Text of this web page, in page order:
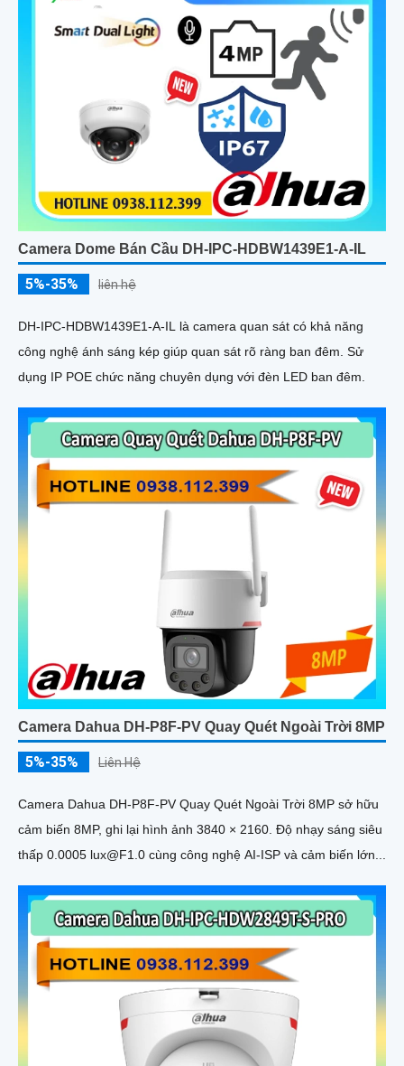
Camera Dome Bán Cầu DH-IPC-HDBW1439E1-A-IL
5%-35% liên hệ
DH-IPC-HDBW1439E1-A-IL là camera quan sát có khả năng
công nghệ ánh sáng kép giúp quan sát rõ ràng ban đêm. Sử
dụng IP POE chức năng chuyên dụng với đèn LED ban đêm.
Camera Dahua DH-P8F-PV Quay Quét Ngoài Trời 8MP
5%-35% Liên Hệ
Camera Dahua DH-P8F-PV Quay Quét Ngoài Trời 8MP sở hữu
cảm biến 8MP, ghi lại hình ảnh 3840 × 2160. Độ nhạy sáng siêu
thấp 0.0005 lux@F1.0 cùng công nghệ AI-ISP và cảm biến lớn...